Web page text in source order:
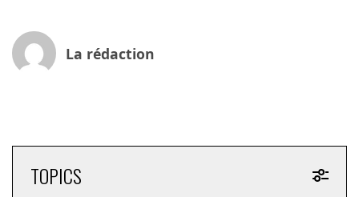
La rédaction
TOPICS